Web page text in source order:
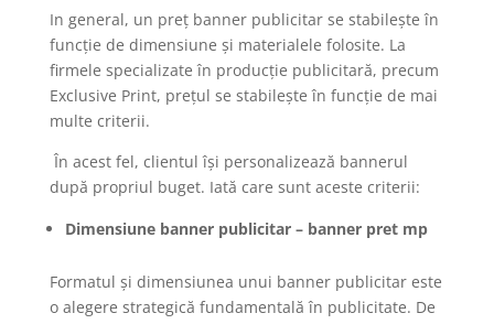
In general, un preț banner publicitar se stabilește în
funcție de dimensiune și materialele folosite. La
firmele specializate în producție publicitară, precum
Exclusive Print, prețul se stabilește în funcție de mai
multe criterii.
În acest fel, clientul își personalizează bannerul
după propriul buget. Iată care sunt aceste criterii:
Dimensiune banner publicitar – banner pret mp
Formatul și dimensiunea unui banner publicitar este
o alegere strategică fundamentală în publicitate. De